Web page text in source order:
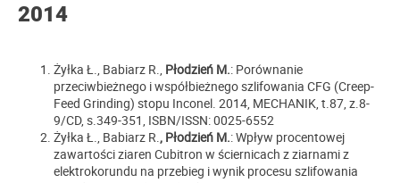
2014
Żyłka Ł., Babiarz R., Płodzień M.: Porównanie
przeciwbieżnego i współbieżnego szlifowania CFG (Creep-
Feed Grinding) stopu Inconel. 2014, MECHANIK, t.87, z.8-
9/CD, s.349-351, ISBN/ISSN: 0025-6552
Żyłka Ł., Babiarz R. , Płodzień M.: Wpływ procentowej
zawartości ziaren Cubitron w ściernicach z ziarnami z
elektrokorundu na przebieg i wynik procesu szlifowania